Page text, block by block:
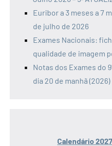
Euribor a 3 meses a 7
de julho de 2026
Exames Nacionais:
qualidade de imagem
Notas dos Exames do
dia 20 de manhã (2026)
Calendário